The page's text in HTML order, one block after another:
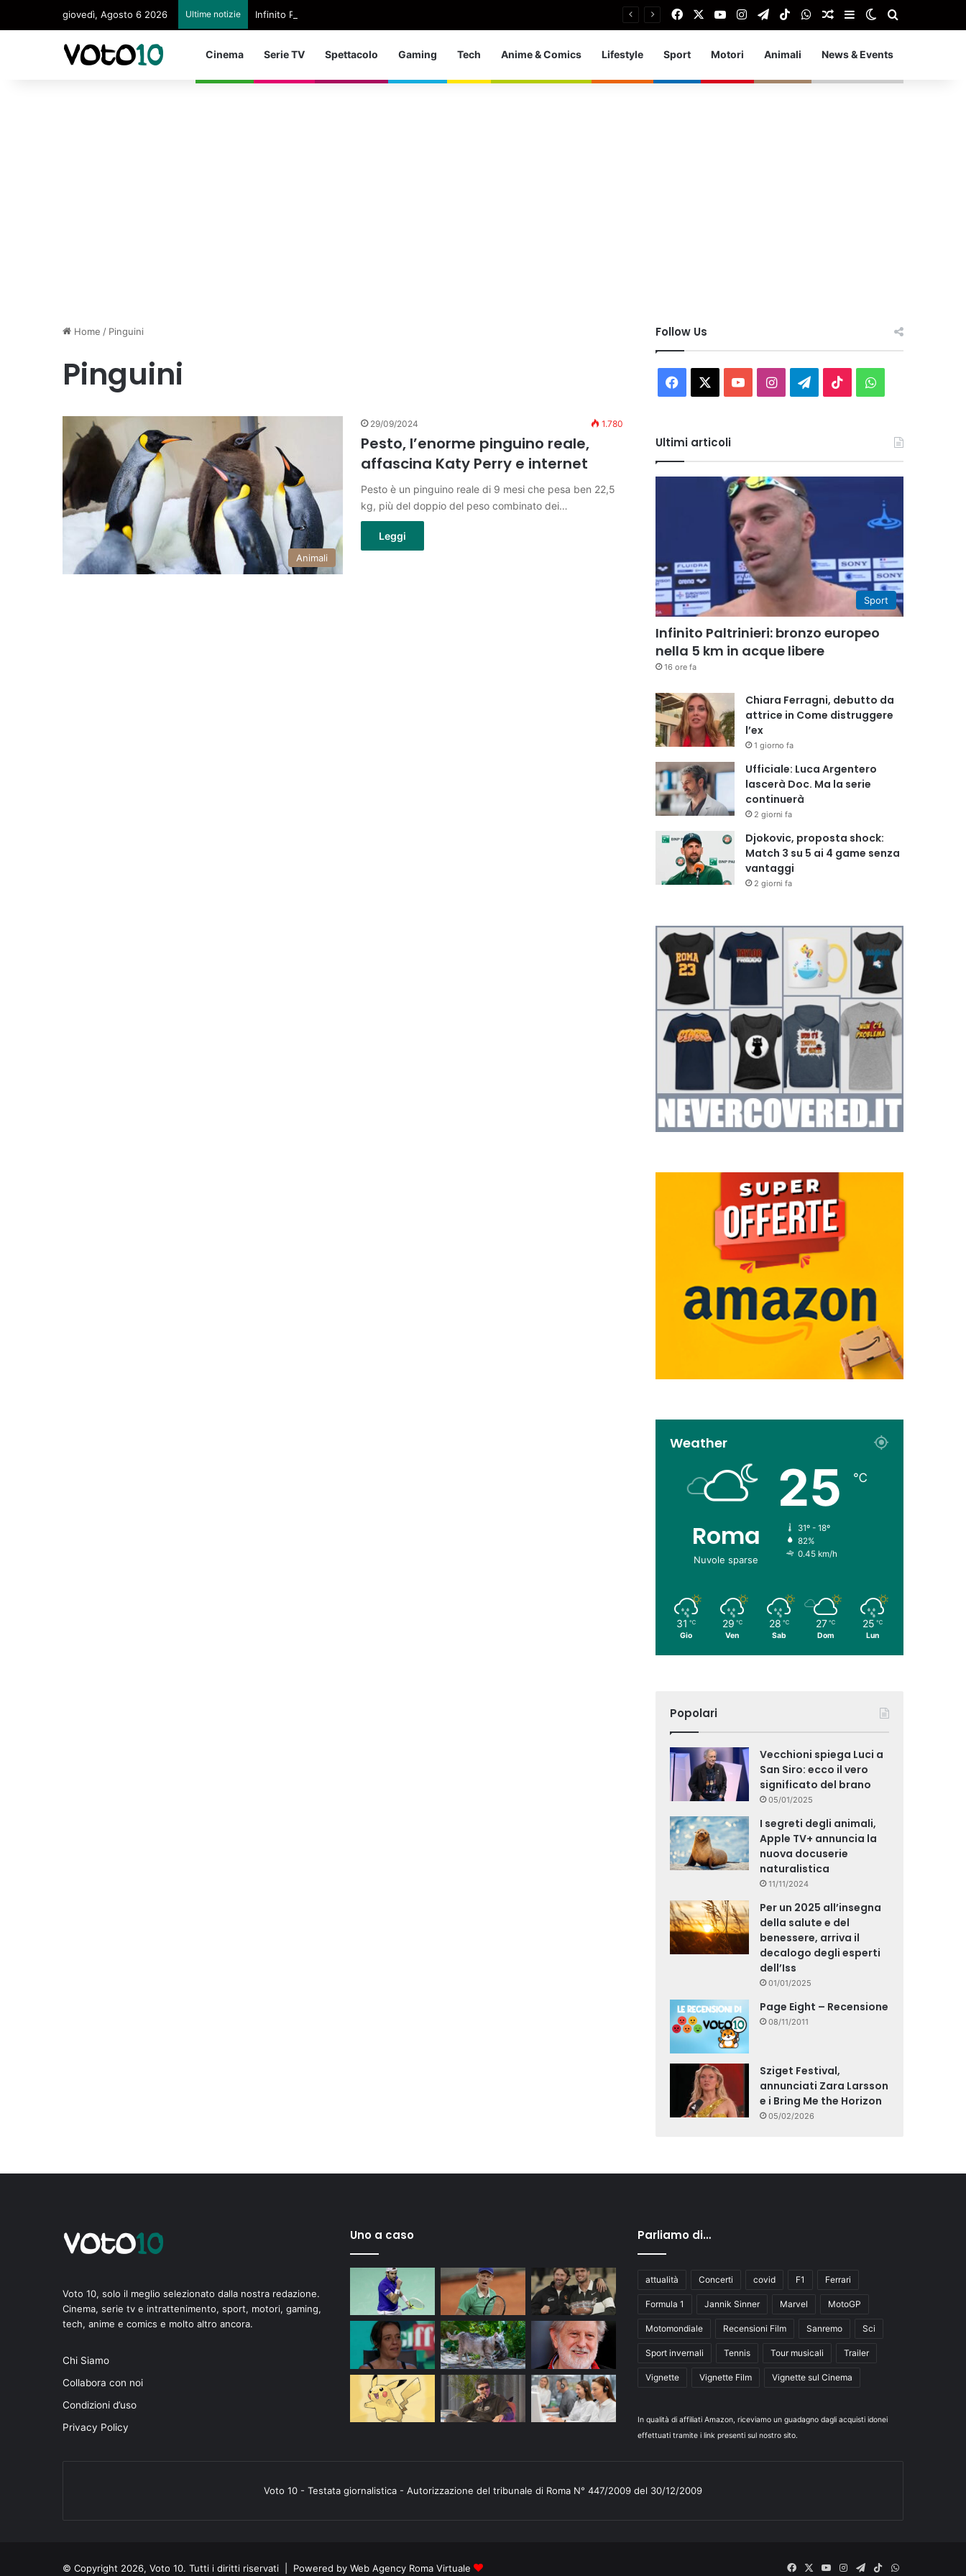
giovedì, Agosto 6 2026 Ultime notizie Infinito Paltrinieri: bronzo europeo nella 5 km in acque libere FacebookYou TubeInstagram
TelegramTikTokWhatsApp
Articolo Random
Barra laterale
Cambia aspetto
Cinema Serie TV Spettacolo Gaming Tech Anime & Comics Lifestyle Sport Motori Animali News & Events
Home / Pinguini
Pinguini
Animali
29/09/2024 1.780
Pesto, l’enorme pinguino reale,
affascina Katy Perry e internet
Pesto è un pinguino reale di 9 mesi che pesa ben 22,5
kg, più del doppio del peso combinato dei…
Leggi
Follow Us
Facebook You InstagramTelegram
TikTokWhatsApp
Ultimi articoli
Sport
Infinito Paltrinieri: bronzo europeo
nella 5 km in acque libere
16 ore fa
Chiara Ferragni, debutto da
attrice in Come distruggere
l’ex
1 giorno fa
Ufficiale: Luca Argentero
lascerà Doc. Ma la serie
continuerà
2 giorni fa
Djokovic, proposta shock:
Match 3 su 5 ai 4 game senza
vantaggi
2 giorni fa
Weather
Roma
Nuvole sparse
25 ℃
31º - 18º
82%
0.45 km/h
31 ℃
Gio
29 ℃
Ven
28 ℃
Sab
27 ℃
Dom
25 ℃
Lun
Popolari
Vecchioni spiega Luci a
San Siro: ecco il vero
significato del brano
05/01/2025
I segreti degli animali,
Apple TV+ annuncia la
nuova docuserie
naturalistica
11/11/2024
Per un 2025 all’insegna
della salute e del
benessere, arriva il
decalogo degli esperti
dell’Iss
01/01/2025
Page Eight – Recensione
08/11/2011
Sziget Festival,
annunciati Zara Larsson
e i Bring Me the Horizon
05/02/2026
Voto 10, solo il meglio selezionato dalla nostra redazione.
Cinema, serie tv e intrattenimento, sport, motori, gaming,
tech, anime e comics e molto altro ancora.
Chi Siamo
Collabora con noi
Condizioni d’uso
Privacy Policy
Uno a caso Parliamo di…
attualità Concerti covid F1 Ferrari
Formula 1 Jannik Sinner Marvel MotoGP
Motomondiale Recensioni Film Sanremo Sci
Sport invernali Tennis Tour musicali Trailer
Vignette Vignette Film Vignette sul Cinema
In qualità di affiliati Amazon, riceviamo un guadagno dagli acquisti idonei
effettuati tramite i link presenti sul nostro sito.
Voto 10 - Testata giornalistica - Autorizzazione del tribunale di Roma N° 447/2009 del 30/12/2009
© Copyright 2026, Voto 10. Tutti i diritti riservati | Powered by Web Agency Roma Virtuale Facebook
X YouInstagram
Telegram
TikTokWhatsApp